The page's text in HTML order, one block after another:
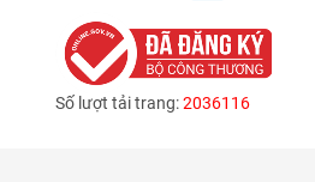
Số lượt tải trang:2036116